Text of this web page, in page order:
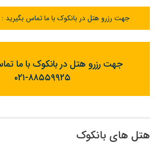
جهت رزرو هتل در بانکوک با ما تماس بگیرید
جهت رزرو هتل در بانکوک با ما
۰۲۱-۸۸۵۵۹۹۲۵
هتل های بانکوک